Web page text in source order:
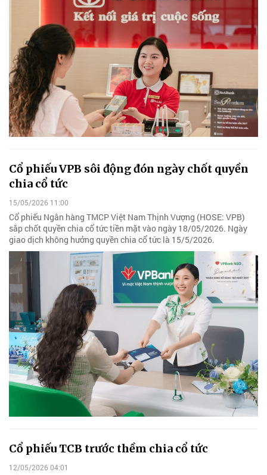
Cổ phiếu VPB sôi động đón ngày chốt quyền
chia cổ tức
15/05/2026 11:00
Cổ phiếu Ngân hàng TMCP Việt Nam Thịnh Vượng (HOSE: VPB)
sắp chốt quyền chia cổ tức tiền mặt vào ngày 18/05/2026. Ngày
giao dịch không hưởng quyền chia cổ tức là 15/5/2026.
Cổ phiếu TCB trước thềm chia cổ tức
12/05/2026 04:01